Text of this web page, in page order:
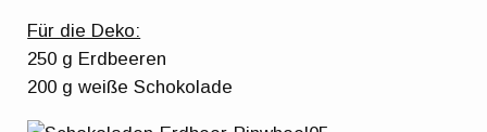
Für die Deko:
250 g Erdbeeren
200 g weiße Schokolade